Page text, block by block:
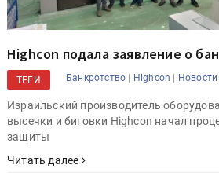
Highcon подала заявление о
ТЕГИ Банкротство | Highcon |
Израильский производитель
высечки и биговки Highcon начал
защиты
Читать далее